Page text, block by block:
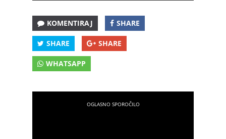
KOMENTIRAJ SHARE
SHARE SHARE
WHATSAPP